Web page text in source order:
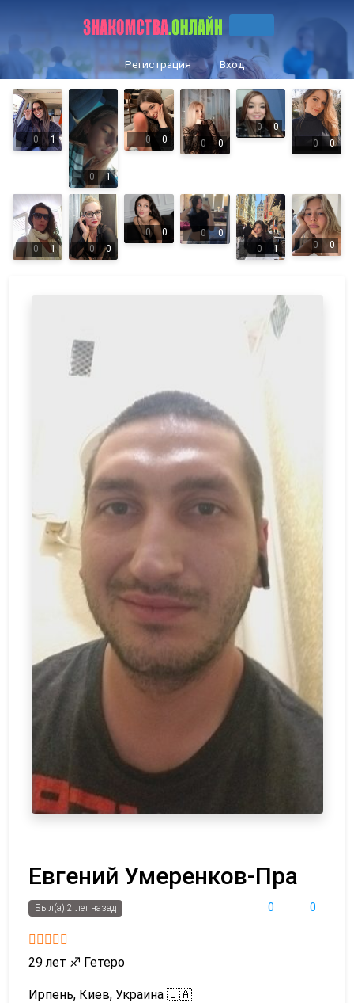
Регистрация Вход
0 1
0 1
0 0 0 0
0
0
0
0
0 1 0 0
0 0 0
0
0
1 0 0
Евгений Умеренков-Пра
0 0
Был(а) 2 лет назад
29 лет ♐ Гетеро
Ирпень, Киев, Украина 🇺🇦